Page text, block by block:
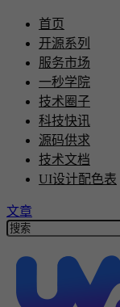
首页
开源系列
服务市场
一秒学院
技术圈子
科技快讯
源码供求
技术文档
UI设计配色表
文章